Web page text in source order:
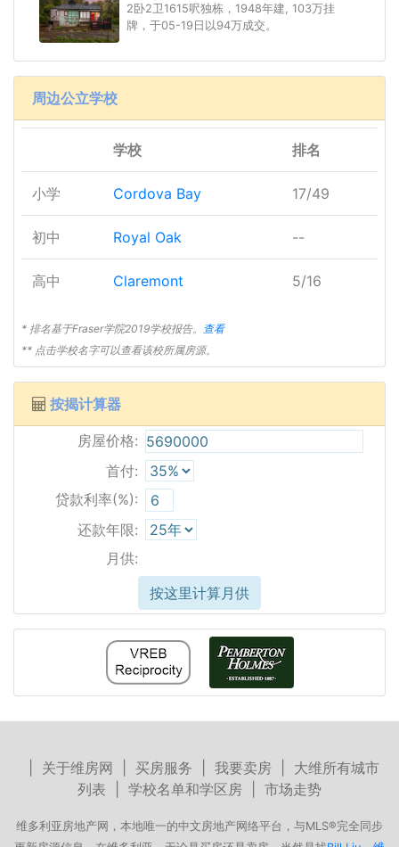
2卧2卫1615呎独栋，1948年建, 103万挂
牌，于05-19日以94万成交。
周边公立学校
学校 排名
小学 Cordova Bay 17/49
初中 Royal Oak --
高中 Claremont 5/16
* 排名基于Fraser学院2019学校报告。 查看
** 点击学校名字可以查看该校所属房源。
按揭计算器
房屋价格:
首付:
贷款利率(%):
还款年限:
月供:
按这里计算月供
关于维房网 买房服务 我要卖房
大维所有城市
列表
学校名单和学区房 市场走势
维多利亚房地产网，本地唯一的中文房地产网络平台，与MLS®完全同步